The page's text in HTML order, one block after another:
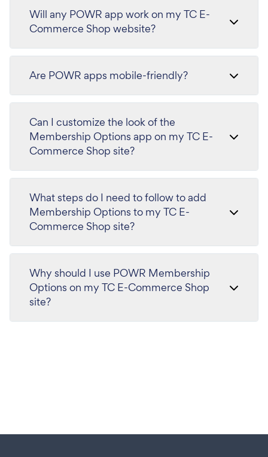
Will any POWR app work on my TC E-
Commerce Shop website?
Are POWR apps mobile-friendly?
Can I customize the look of the
Membership Options app on my TC E-
Commerce Shop site?
What steps do I need to follow to add
Membership Options to my TC E-
Commerce Shop site?
Why should I use POWR Membership
Options on my TC E-Commerce Shop
site?